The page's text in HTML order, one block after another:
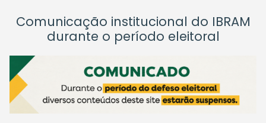
Comunicação institucional do IBRAM
durante o período eleitoral